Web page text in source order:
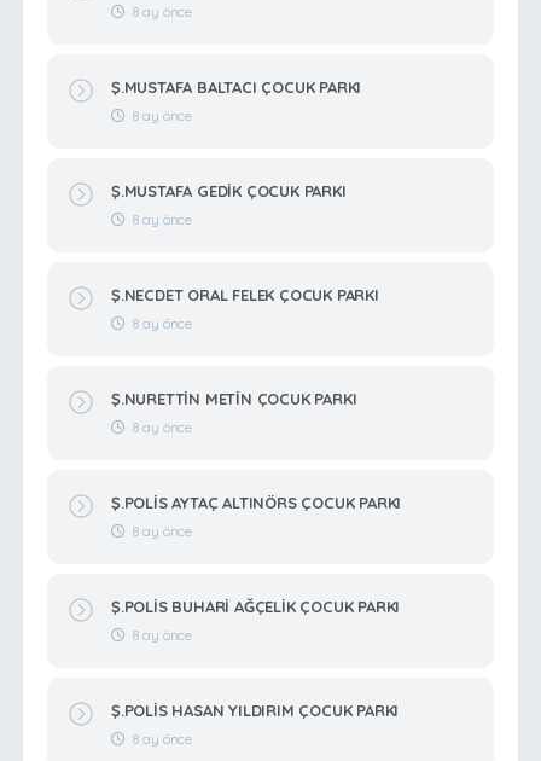
8 ay önce
Ş.MUSTAFA BALTACI ÇOCUK PARKI
8 ay önce
Ş.MUSTAFA GEDİK ÇOCUK PARKI
8 ay önce
Ş.NECDET ORAL FELEK ÇOCUK PARKI
8 ay önce
Ş.NURETTİN METİN ÇOCUK PARKI
8 ay önce
Ş.POLİS AYTAÇ ALTINÖRS ÇOCUK PARKI
8 ay önce
Ş.POLİS BUHARİ AĞÇELİK ÇOCUK PARKI
8 ay önce
Ş.POLİS HASAN YILDIRIM ÇOCUK PARKI
8 ay önce